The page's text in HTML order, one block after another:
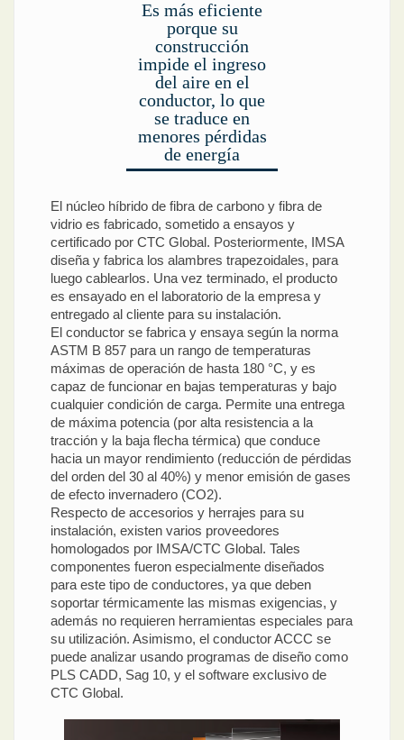
Es más eficiente
porque su
construcción
impide el ingreso
del aire en el
conductor, lo que
se traduce en
menores pérdidas
de energía
El núcleo híbrido de fibra de carbono y fibra de
vidrio es fabricado, sometido a ensayos y
certificado por CTC Global. Posteriormente, IMSA
diseña y fabrica los alambres trapezoidales, para
luego cablearlos. Una vez terminado, el producto
es ensayado en el laboratorio de la empresa y
entregado al cliente para su instalación.
El conductor se fabrica y ensaya según la norma
ASTM B 857 para un rango de temperaturas
máximas de operación de hasta 180 °C, y es
capaz de funcionar en bajas temperaturas y bajo
cualquier condición de carga. Permite una entrega
de máxima potencia (por alta resistencia a la
tracción y la baja flecha térmica) que conduce
hacia un mayor rendimiento (reducción de pérdidas
del orden del 30 al 40%) y menor emisión de gases
de efecto invernadero (CO2).
Respecto de accesorios y herrajes para su
instalación, existen varios proveedores
homologados por IMSA/CTC Global. Tales
componentes fueron especialmente diseñados
para este tipo de conductores, ya que deben
soportar térmicamente las mismas exigencias, y
además no requieren herramientas especiales para
su utilización. Asimismo, el conductor ACCC se
puede analizar usando programas de diseño como
PLS CADD, Sag 10, y el software exclusivo de
CTC Global.